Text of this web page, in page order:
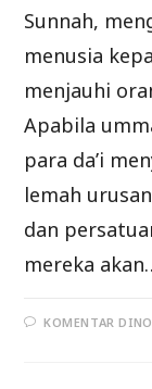
Sunnah,
menusia
menjauhi
Apabila
para da’i
lemah
dan
mereka
KOMENTAR